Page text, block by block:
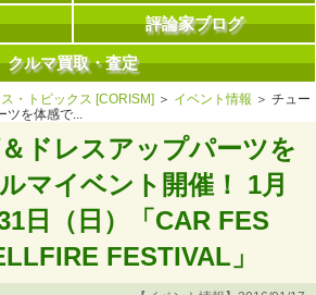
評論家ブログ
クルマ買取・査定
・トピックス [CORISM] ＞ イベント情報 ＞ チュー
ツを体感で...
ドレスアップパーツを
マイベント開催！ 1月
日（日）「CAR FES
FESTIVAL」